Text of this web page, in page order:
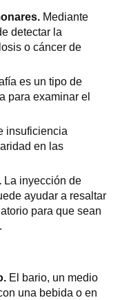
Mediante
detectar la
o cáncer de
es un tipo de
para examinar el
insuficiencia
en las
La inyección de
ayudar a resaltar
para que sean
El bario, un medio
una bebida o en